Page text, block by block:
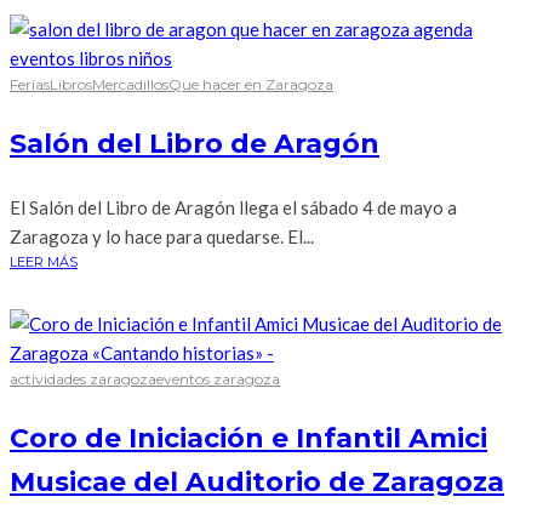
FeriasLibrosMercadillosQue hacer en Zaragoza
Salón del Libro de Aragón
El Salón del Libro de Aragón llega el sábado 4 de mayo a
Zaragoza y lo hace para quedarse. El...
LEER MÁS
actividades zaragozaeventos zaragoza
Coro de Iniciación e Infantil Amici
Musicae del Auditorio de Zaragoza